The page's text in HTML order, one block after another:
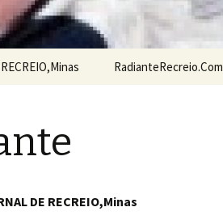
RadianteRecreio.Com
DE RECREIO,Minas